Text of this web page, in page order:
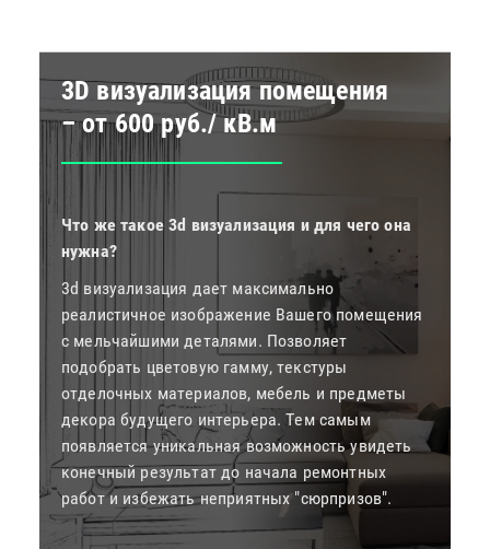
3D визуализация помещения
– от 600 руб./ кВ.м
Что же такое 3d визуализация и для чего она
нужна?
3d визуализация дает максимально
реалистичное изображение Вашего помещения
с мельчайшими деталями. Позволяет
подобрать цветовую гамму, текстуры
отделочных материалов, мебель и предметы
декора будущего интерьера. Тем самым
появляется уникальная возможность увидеть
конечный результат до начала ремонтных
работ и избежать неприятных "сюрпризов".